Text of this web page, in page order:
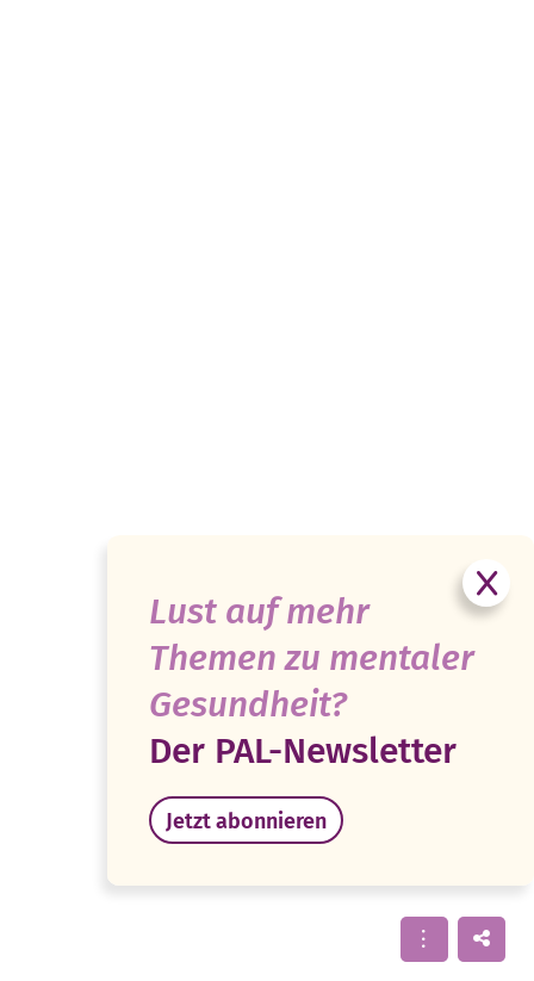
Lust auf mehr
Themen zu mentaler
Gesundheit?
Der PAL-Newsletter
Jetzt abonnieren